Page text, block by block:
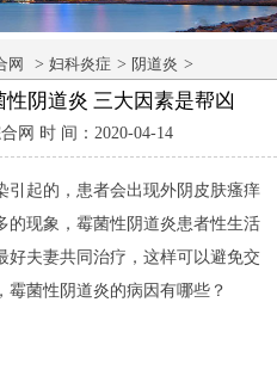
网 >妇科炎症 > 阴道炎 >
阴道炎 三大因素是帮凶
网 时 间：2020-04-14
引起的，患者会出现外阴皮肤瘙痒
的现象，霉菌性阴道炎患者性生活
好夫妻共同治疗，这样可以避免交
霉菌性阴道炎的病因有哪些？